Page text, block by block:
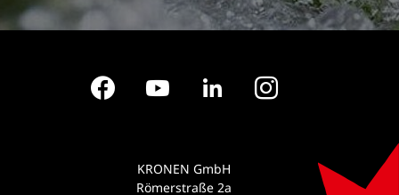
FacebookYouTube LinkedInInstagram
KRONEN GmbH
Römerstraße 2a